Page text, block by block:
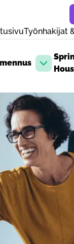
Työnhakijat
Avaa